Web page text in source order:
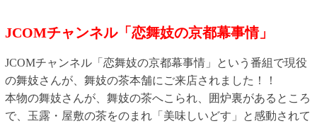
JCOMチャンネル「恋舞妓の京都幕事情」
JCOMチャンネル「恋舞妓の京都幕事情」という番組で現役
の舞妓さんが、舞妓の茶本舗にご来店されました！！
本物の舞妓さんが、舞妓の茶へこられ、囲炉裏があるところ
で、玉露・屋敷の茶をのまれ「美味しいどす」と感動されて